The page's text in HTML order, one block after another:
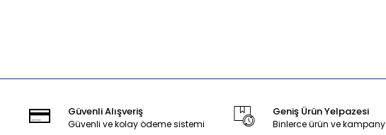
Güvenli Alışveriş
Güvenli ve kolay ödeme sistemi
Geniş Ürün Yelpazesi
Binlerce ürün ve